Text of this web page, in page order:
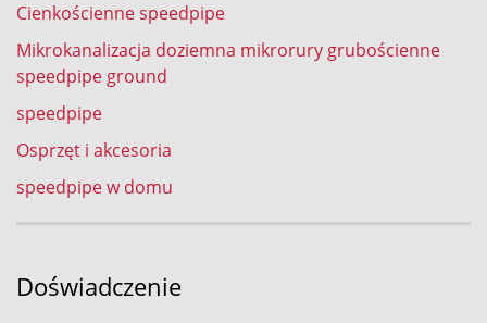
Cienkościenne speedpipe
Mikrokanalizacja doziemna mikrorury grubościenne
speedpipe ground
speedpipe
Osprzęt i akcesoria
speedpipe w domu
Doświadczenie